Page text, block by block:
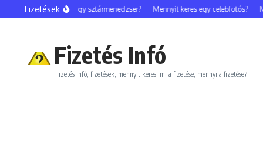
Ugrás a tartalomhoz
Fizetések
Mennyit keres egy sztármenedzser? Mennyit keres egy celebfotós?
Fizetés Infó
Fizetés infó, fizetések, mennyit keres, mi a fizetése, mennyi a fizetése?